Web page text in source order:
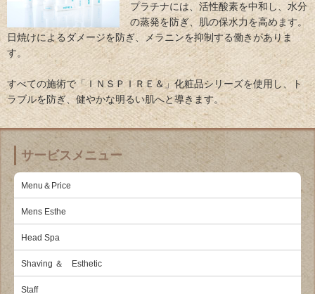
プラチナには、活性酸素を中和し、水分
の蒸発を防ぎ、肌の保水力を高めます。
日焼けによるダメージを防ぎ、メラニンを抑制する働きがありま
す。
すべての施術で「ＩＮＳＰＩＲＥ＆」化粧品シリーズを使用し、ト
ラブルを防ぎ、健やかな明るい肌へと導きます。
サービスメニュー
Menu＆Price
Mens Esthe
Head Spa
Shaving ＆ Esthetic
Staff